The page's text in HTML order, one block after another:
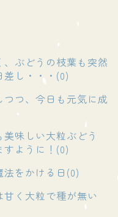
ぶどうの枝葉も突然
差し・・・(0)
つ、今日も元気に成
味しい大粒ぶどう
すように！(0)
をかける日(0)
く大粒で種が無い